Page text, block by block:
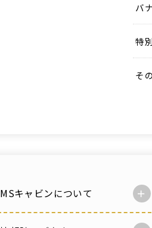
バ
特
そ
MSキャビンについて